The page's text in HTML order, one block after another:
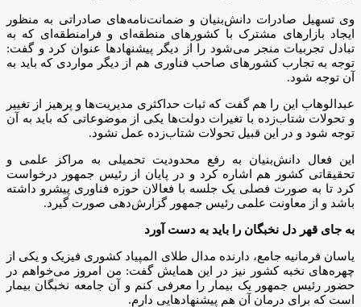
وی تسهیل صادرات دانش‌بنیان و ضمانت‌نامه‌های صادراتی به منظور
ایجاد بازارهای مشترک با کشورهای منطقه‌ای و فرامنطقه‌ای که به
تبادل تجربیات منجر می‌شود را از دیگر پیشنهادها عنوان کرد و گفت:
توجه به تجارب کشورهای صاحب فناوری هم از دیگر مواردی که باید به
آن توجه شود.
عبدالوهاب این را هم گفت که ثبات حداکثری مدیریت‌ها و پرهیز از تغییر
و تحولات شتاب‌زده با تغیرات دولت‌ها یکی از موضوعاتی که باید به آن
توجه شود و در این قبیل تحولات شتاب‌زده عمل نشود.
این فعال دانش‌بنیان به رفع محدودیت تحمیلی به مراکز علمی و
تحقیقاتی کشور هم اشاره کرد و در پایان از رئیس جمهور درخواست
کرد تا به صورت فصلی یک جلسه با فعالان حوزه فناوری پیشرو داشته
باشد و از معاونت علمی رئیس جمهور گزارش‌دهی صورت گیرد.
به جای قهر دل نخبگان را باید به دست آورد
یاسان فرمانیه جامع، دارنده مدال طلای المپیاد کشوری فیزیک و یکی از
چهره‌های نخبه کشور نیز در این همایش گفت: من امروز می‌خواهم در
حضور رئیس جمهور یک بیمار را معرفی کنم و آن جامعه نخبگان بیمار
است که برای درمان آن هم پیشنهادهایی دارم.